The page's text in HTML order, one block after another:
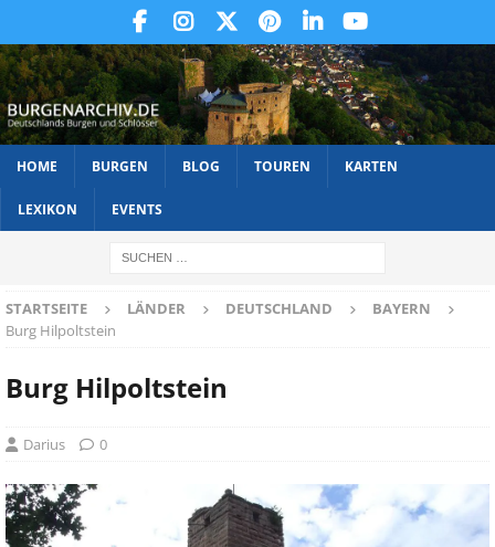
HOME BURGEN BLOG TOUREN KARTEN
LEXIKON EVENTS
STARTSEITE LÄNDER DEUTSCHLAND
BAYERN
Burg Hilpoltstein
Burg Hilpoltstein
Darius 0